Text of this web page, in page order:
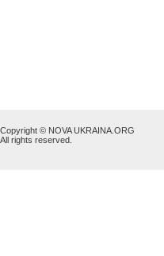
Copyright © NOVA UKRAINA.ORG
All rights reserved.